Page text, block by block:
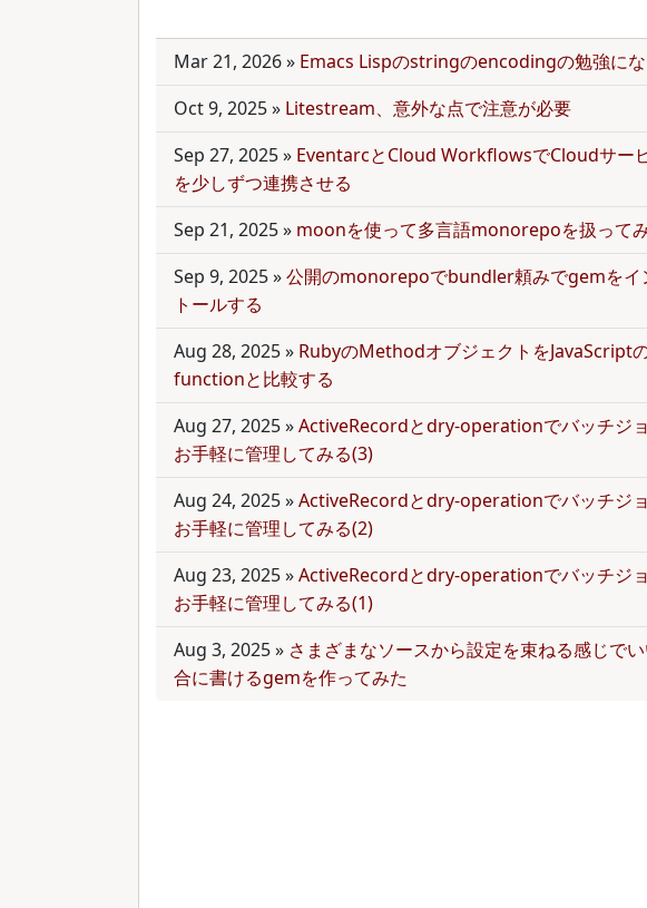
Mar 21, 2026» Emacs Lispのstringのencodingの勉強に
Oct 9, 2025» Litestream、意外な点で注意が必要
Sep 27, 2025» EventarcとCloud WorkflowsでCloudサー
を少しずつ連携させる
Sep 21, 2025» moonを使って多言語monorepoを扱って
Sep 9, 2025»公開のmonorepoでbundler頼みでgemをイ
トールする
Aug 28, 2025» RubyのMethodオブジェクトをJavaScript
functionと比較する
Aug 27, 2025»ActiveRecordとdry-operationでバッチジ
お手軽に管理してみる(3)
Aug 24, 2025»ActiveRecordとdry-operationでバッチジ
お手軽に管理してみる(2)
Aug 23, 2025»ActiveRecordとdry-operationでバッチジ
お手軽に管理してみる(1)
Aug 3, 2025» さまざまなソースから設定を束ねる感じで
合に書けるgemを作ってみた